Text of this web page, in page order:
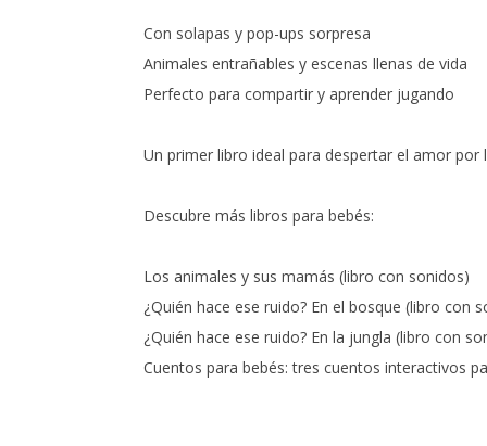
Con solapas y pop-ups sorpresa
Animales entrañables y escenas llenas de vida
Perfecto para compartir y aprender jugando
Un primer libro ideal para despertar el amor por
Descubre más libros para bebés:
Los animales y sus mamás (libro con sonidos)
¿Quién hace ese ruido? En el bosque (libro con
¿Quién hace ese ruido? En la jungla (libro con
Cuentos para bebés: tres cuentos interactivos